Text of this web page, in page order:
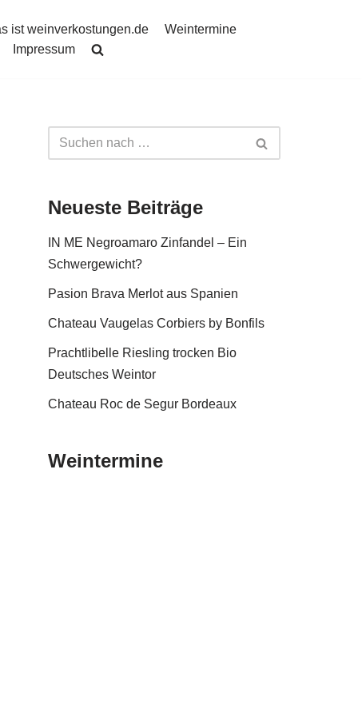
ist weinverkostungen.de
Weintermine
Impressum
Neueste Beiträge
IN ME Negroamaro Zinfandel – Ein
Schwergewicht?
Pasion Brava Merlot aus Spanien
Chateau Vaugelas Corbiers by Bonfils
Prachtlibelle Riesling trocken Bio
Deutsches Weintor
Chateau Roc de Segur Bordeaux
Weintermine